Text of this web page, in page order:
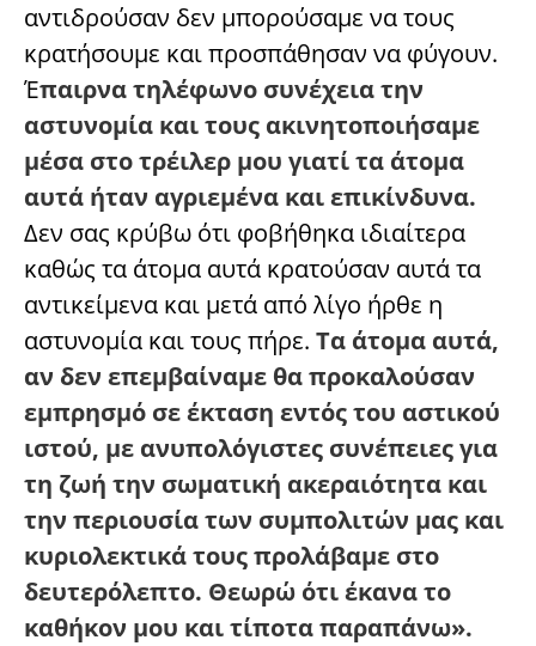
αντιδρούσαν δεν μπορούσαμε να τους
κρατήσουμε και προσπάθησαν να φύγουν.
Έπαιρνα τηλέφωνο συνέχεια την
αστυνομία και τους ακινητοποιήσαμε
μέσα στο τρέιλερ μου γιατί τα άτομα
αυτά ήταν αγριεμένα και επικίνδυνα.
Δεν σας κρύβω ότι φοβήθηκα ιδιαίτερα
καθώς τα άτομα αυτά κρατούσαν αυτά τα
αντικείμενα και μετά από λίγο ήρθε η
αστυνομία και τους πήρε. Τα άτομα αυτά,
αν δεν επεμβαίναμε θα προκαλούσαν
εμπρησμό σε έκταση εντός του αστικού
ιστού, με ανυπολόγιστες συνέπειες για
τη ζωή την σωματική ακεραιότητα και
την περιουσία των συμπολιτών μας και
κυριολεκτικά τους προλάβαμε στο
δευτερόλεπτο. Θεωρώ ότι έκανα το
καθήκον μου και τίποτα παραπάνω».